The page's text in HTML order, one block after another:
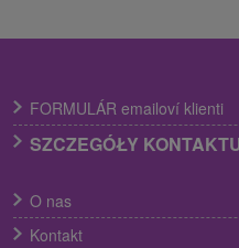
FORMULÁR emailoví klienti
SZCZEGÓŁY
O nas
Kontakt